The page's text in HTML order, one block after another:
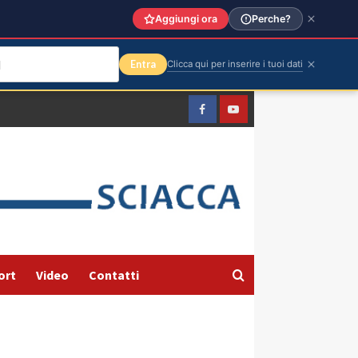
FacebookYountube
Video Contatti
Aggiungi ora Perche?
Entra Clicca qui per inserire i tuoi dati